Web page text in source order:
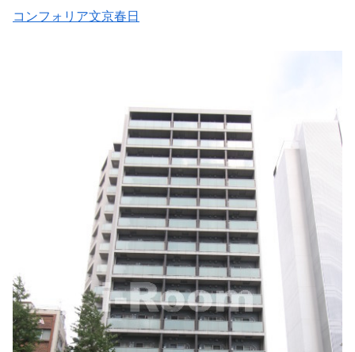
コンフォリア文京春日